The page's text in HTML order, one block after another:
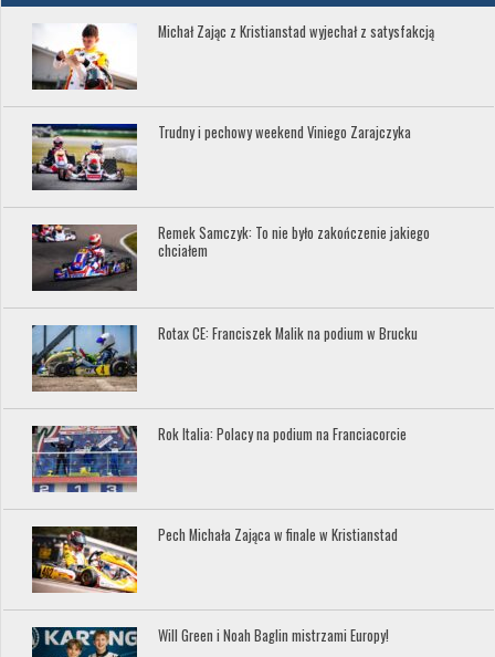
Michał Zając z Kristianstad wyjechał z satysfakcją
Trudny i pechowy weekend Viniego Zarajczyka
Remek Samczyk: To nie było zakończenie jakiego
chciałem
Rotax CE: Franciszek Malik na podium w Brucku
Rok Italia: Polacy na podium na Franciacorcie
Pech Michała Zająca w finale w Kristianstad
Will Green i Noah Baglin mistrzami Europy!